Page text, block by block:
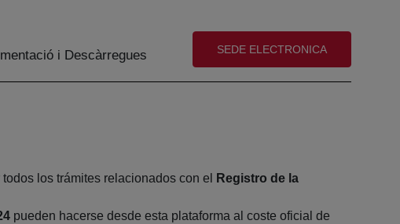
i Descàrregues (abre en nueva ventana)
SEDE ELECTRONICA
los trámites relacionados con el
Registro de la
pueden hacerse desde esta plataforma al coste oficial de